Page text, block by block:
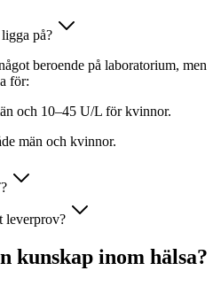
på?
beroende på laboratorium, men
för:
och 10–45 U/L för kvinnor.
män och kvinnor.
leverprov?
kunskap inom hälsa?